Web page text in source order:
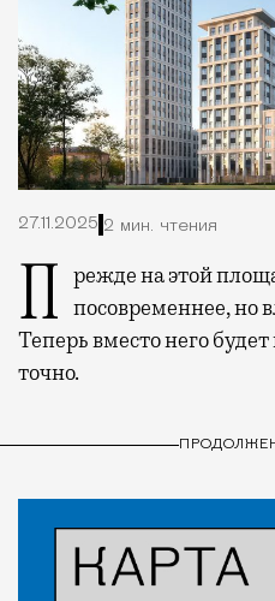
27.11.2025 2 мин. чтения
Прежде на этой
посовременнее, но
Теперь вместо него
точно.